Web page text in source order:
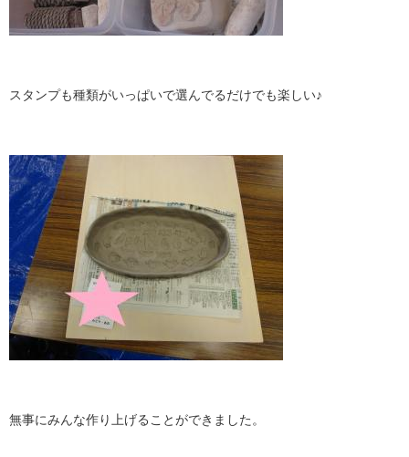
スタンプも種類がいっぱいで選んでるだけでも楽しい♪
無事にみんな作り上げることができました。